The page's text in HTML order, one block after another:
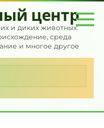
центр
и диких животных:
среда
и многое другое